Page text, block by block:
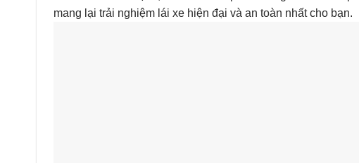
mang lại trải nghiệm lái xe hiện đại và an toàn nhất cho bạn.